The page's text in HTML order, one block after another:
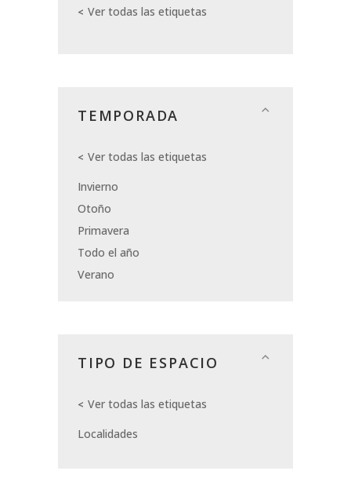
Ver todas las etiquetas
TEMPORADA
Ver todas las etiquetas
Invierno
Otoño
Primavera
Todo el año
Verano
TIPO DE ESPACIO
Ver todas las etiquetas
Localidades